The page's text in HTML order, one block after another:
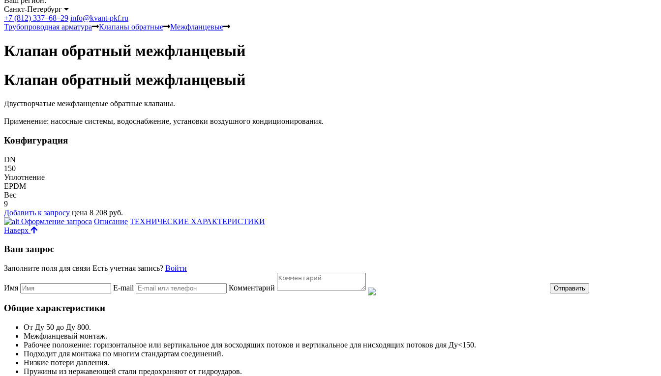
Санкт-Петербург
+7 (812) 337–68–29 info@kvant-pkf.ru
Трубопроводная арматура
Клапаны обратные Межфланцевые
Клапан обратный межфланцевый
Клапан обратный межфланцевый
Двустворчатые межфланцевые обратные клапаны.
Применение: насосные системы, водоснабжение, установки воздушного кондиционирования.
Конфигурация
DN
150
Уплотнение
EPDM
Вес
9
Добавить к запросу цена 8 208 руб.
Оформление запроса Описание ТЕХНИЧЕСКИЕ ХАРАКТЕРИСТИКИ
Наверх
Ваш запрос
Заполните поля для связи Есть учетная запись? Войти
Имя E-mail Комментарий
Общие характеристики
От Ду 50 до Ду 800.
Межфланцевый монтаж.
Рабочее положение: горизонтальное или вертикальное для восходящих потоков и вертикальное для нисходящих потоков для Ду<150.
Подходит для монтажа по многим стандартам соединений.
Низкие потери давления.
Пружины из нержавеющей стали предохраняют от гидроударов.